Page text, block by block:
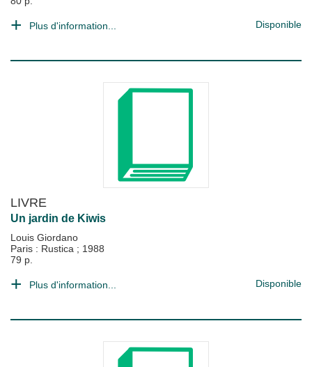
Plus d'information... Disponible
LIVRE
Un jardin de Kiwis
Louis Giordano
Paris : Rustica ; 1988
79 p.
Plus d'information... Disponible